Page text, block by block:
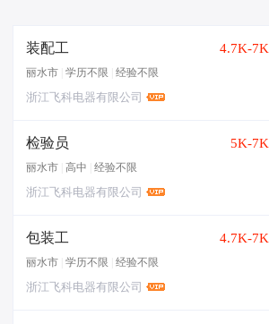
装配工 4.7K-7K
丽水市 学历不限 经验不限
浙江飞科电器有限公司
检验员 5K-7K
丽水市 高中 经验不限
浙江飞科电器有限公司
包装工 4.7K-7K
丽水市 学历不限 经验不限
浙江飞科电器有限公司